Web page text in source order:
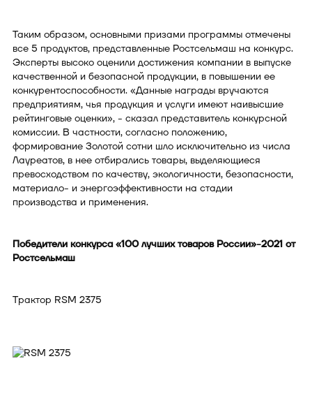
Таким образом, основными призами программы отмечены
все 5 продуктов, представленные Ростсельмаш на конкурс.
Эксперты высоко оценили достижения компании в выпуске
качественной и безопасной продукции, в повышении ее
конкурентоспособности. «Данные награды вручаются
предприятиям, чья продукция и услуги имеют наивысшие
рейтинговые оценки», - сказал представитель конкурсной
комиссии. В частности, согласно положению,
формирование Золотой сотни шло исключительно из числа
Лауреатов, в нее отбирались товары, выделяющиеся
превосходством по качеству, экологичности, безопасности,
материало- и энергоэффективности на стадии
производства и применения.
Победители конкурса «100 лучших товаров России»-2021 от
Ростсельмаш
Трактор RSM 2375